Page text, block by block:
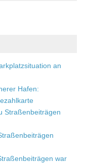
an
Hafen:
Straßenbeiträgen
war